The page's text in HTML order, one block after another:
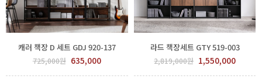
캐러 책장 D 세트 GDJ 920-137
725,000원 635,000
라드 책장세트 GTY 519-003
2,819,000원 1,550,000